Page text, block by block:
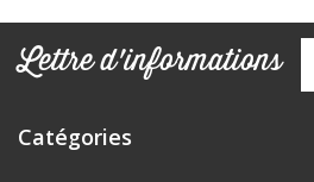
Lettre d'informations
Catégories